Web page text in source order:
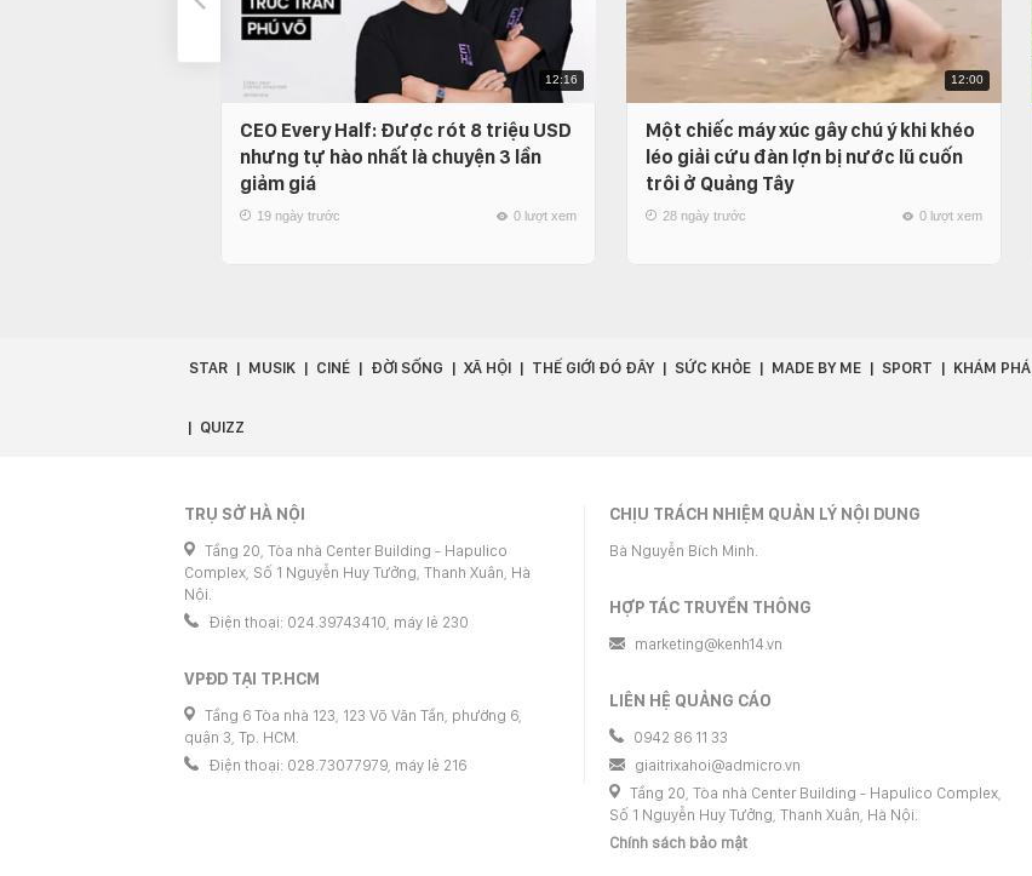
12:16
CEO Every Half: Được rót 8 triệu USD
nhưng tự hào nhất là chuyện 3 lần
giảm giá
19 ngày trước 0 lượt xem
12:00
Một chiếc máy xúc gây chú ý khi khéo
léo giải cứu đàn lợn bị nước lũ cuốn
trôi ở Quảng Tây
28 ngày trước 0 lượt xem
STAR MUSIK CINÉ ĐỜI SỐNG XÃ HỘI THẾ GIỚI ĐÓ ĐÂY SỨC KHỎE MADE BY ME SPORT KHÁM PHÁ
QUIZZ
TRỤ SỞ HÀ NỘI
Tầng 20, Tòa nhà Center Building - Hapulico
Complex, Số 1 Nguyễn Huy Tưởng, Thanh Xuân, Hà
Nội.
Điện thoại: 024.39743410, máy lẻ 230
VPĐD TẠI TP.HCM
Tầng 6 Tòa nhà 123, 123 Võ Văn Tần, phường 6,
quận 3, Tp. HCM.
Điện thoại: 028.73077979, máy lẻ 216
CHỊU TRÁCH NHIỆM QUẢN LÝ NỘI DUNG
Bà Nguyễn Bích Minh.
HỢP TÁC TRUYỀN THÔNG
marketing@kenh14.vn
LIÊN HỆ QUẢNG CÁO
0942 86 11 33
giaitrixahoi@admicro.vn
Tầng 20, Tòa nhà Center Building - Hapulico Complex,
Số 1 Nguyễn Huy Tưởng, Thanh Xuân, Hà Nội.
Chính sách bảo mật